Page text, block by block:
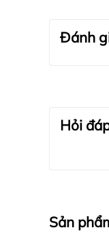
Đánh
Hỏi
Sản